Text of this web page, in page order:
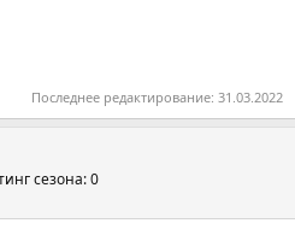
Последнее редактирование: 31.03.2022
сезона: 0